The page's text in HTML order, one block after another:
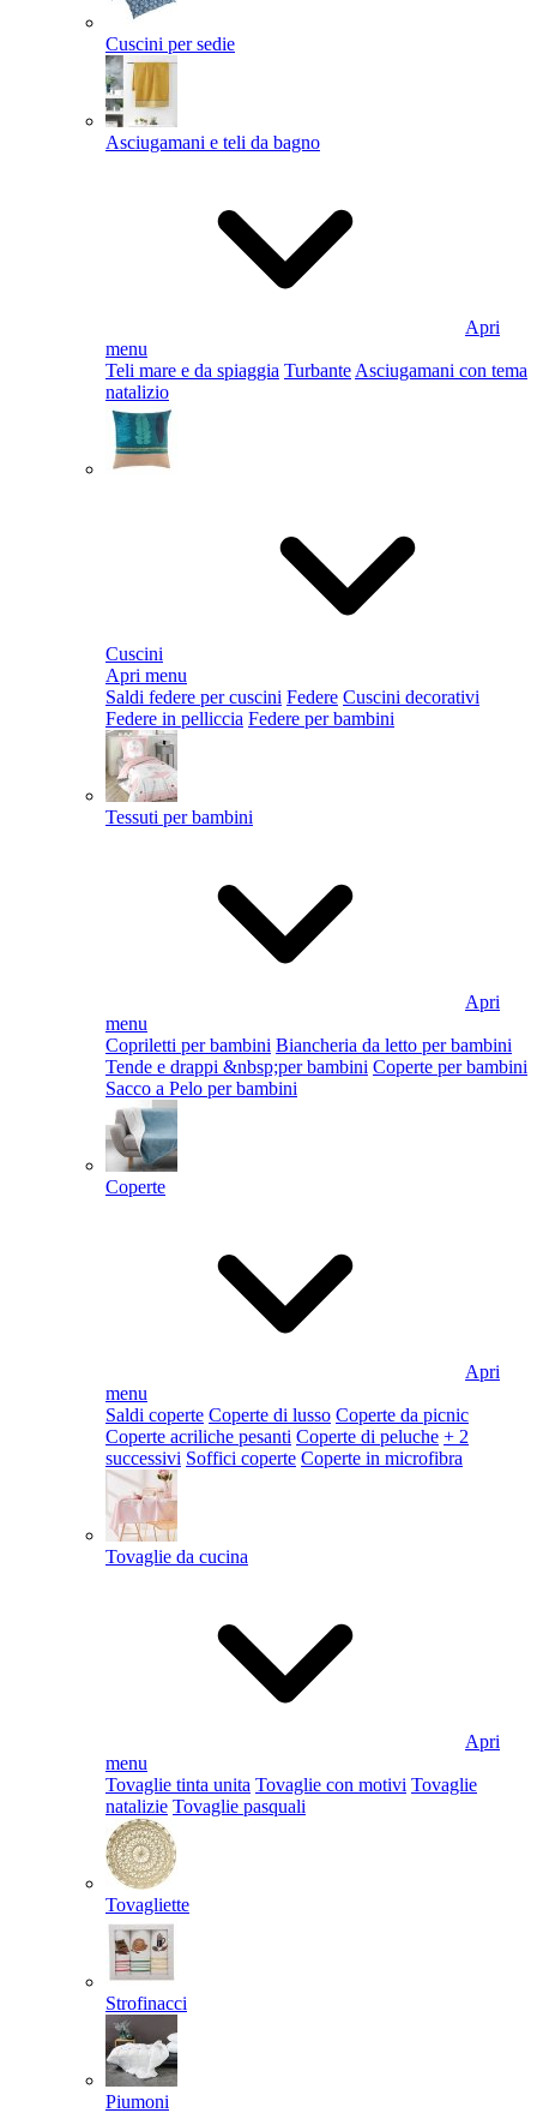
Cuscini per sedie
Asciugamani e teli da bagno
Apri
menu
Teli mare e da spiaggia Turbante Asciugamani con tema
natalizio
Cuscini
Apri menu
Saldi federe per cuscini Federe Cuscini decorativi
Federe in pelliccia Federe per bambini
Tessuti per bambini
Apri
menu
Copriletti per bambini Biancheria da letto per bambini
Tende e drappi &nbsp;per bambini Coperte per bambini
Sacco a Pelo per bambini
Coperte
Apri
menu
Saldi coperte Coperte di lusso Coperte da picnic
Coperte acriliche pesanti Coperte di peluche + 2
successivi Soffici coperte Coperte in microfibra
Tovaglie da cucina
Apri
menu
Tovaglie tinta unita Tovaglie con motivi Tovaglie
natalizie Tovaglie pasquali
Tovagliette
Strofinacci
Piumoni